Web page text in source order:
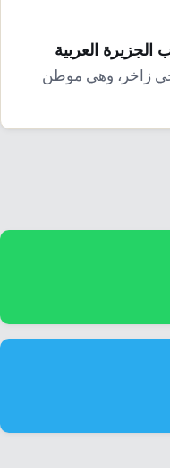
العربية
زاخر، وهي موطن